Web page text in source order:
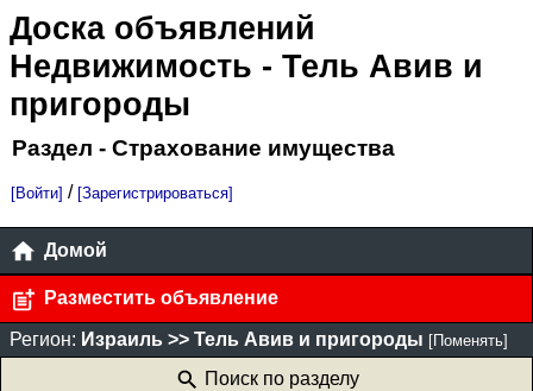
Доска объявлений
Недвижимость - Тель Авив и
пригороды
Раздел - Страхование имущества
[Войти] / [Зарегистрироваться]
Домой
Разместить объявление
Регион: Израиль >> Тель Авив и пригороды [Поменять]
Поиск по разделу